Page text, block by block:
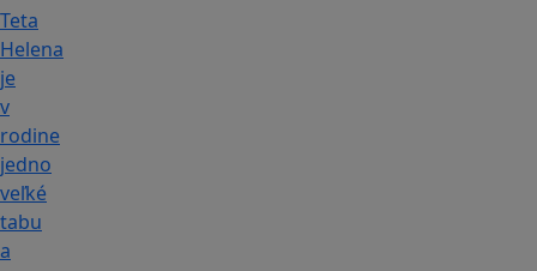
Teta
Helena
je
v
rodine
jedno
veľké
tabu
a